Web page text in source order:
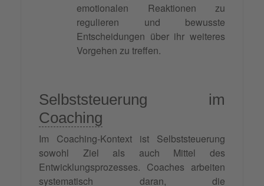
emotionalen Reaktionen zu
regulieren und bewusste
Entscheidungen über ihr weiteres
Vorgehen zu treffen.
Selbststeuerung im
Coaching
Im Coaching-Kontext ist Selbststeuerung
sowohl Ziel als auch Mittel des
Entwicklungsprozesses. Coaches arbeiten
systematisch daran, die